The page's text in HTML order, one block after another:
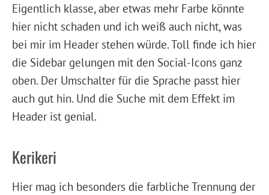
Eigentlich klasse, aber etwas mehr Farbe könnte
hier nicht schaden und ich weiß auch nicht, was
bei mir im Header stehen würde. Toll finde ich hier
die Sidebar gelungen mit den Social-Icons ganz
oben. Der Umschalter für die Sprache passt hier
auch gut hin. Und die Suche mit dem Effekt im
Header ist genial.
Kerikeri
Hier mag ich besonders die farbliche Trennung der